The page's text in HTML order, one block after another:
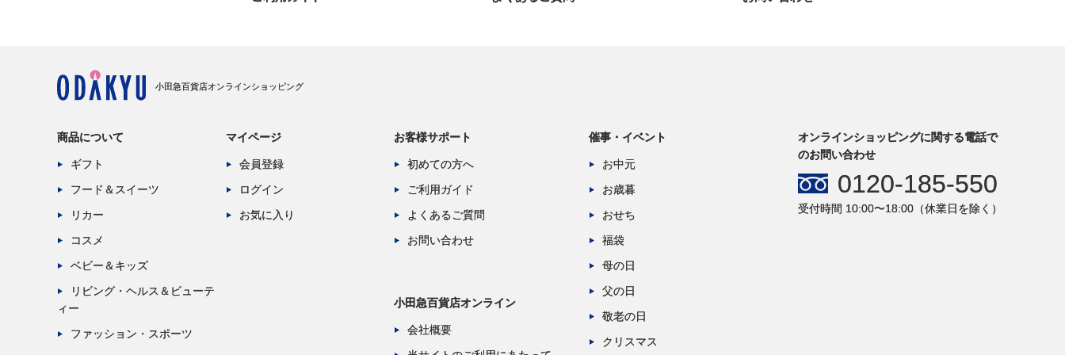
小田急百貨店オンラインショッピング
商品について
ギフト
フード＆スイーツ
リカー
コスメ
ベビー＆キッズ
リビング・ヘルス＆ビューテ
ィー
ファッション・スポーツ
マイページ
会員登録
ログイン
お気に入り
お客様サポート
初めての方へ
ご利用ガイド
よくあるご質問
お問い合わせ
小田急百貨店オンライン
会社概要
催事・イベント
お中元
お歳暮
おせち
福袋
母の日
父の日
敬老の日
クリスマス
オンラインショッピングに関する電話で
のお問い合わせ
0120-185-550
受付時間 10:00〜18:00（休業日を除く）